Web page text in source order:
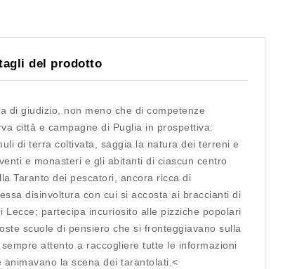
del prodotto
di giudizio, non meno che di competenze
città e campagne di Puglia in prospettiva:
di terra coltivata, saggia la natura dei terreni e
e monasteri e gli abitanti di ciascun centro
Taranto dei pescatori, ancora ricca di
disinvoltura con cui si accosta ai braccianti di
Lecce; partecipa incuriosito alle pizziche popolari
scuole di pensiero che si fronteggiavano sulla
attento a raccogliere tutte le informazioni
la scena dei tarantolati.<